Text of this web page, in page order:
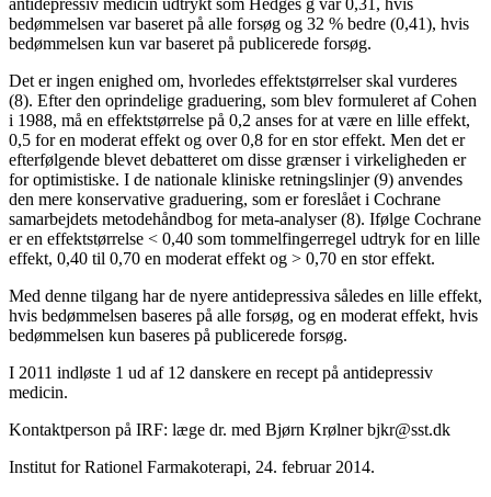
antidepressiv medicin udtrykt som Hedges g var 0,31, hvis
bedømmelsen var baseret på alle forsøg og 32 % bedre (0,41), hvis
bedømmelsen kun var baseret på publicerede forsøg.
Det er ingen enighed om, hvorledes effektstørrelser skal vurderes
(8). Efter den oprindelige graduering, som blev formuleret af Cohen
i 1988, må en effektstørrelse på 0,2 anses for at være en lille effekt,
0,5 for en moderat effekt og over 0,8 for en stor effekt. Men det er
efterfølgende blevet debatteret om disse grænser i virkeligheden er
for optimistiske. I de nationale kliniske retningslinjer (9) anvendes
den mere konservative graduering, som er foreslået i Cochrane
samarbejdets metodehåndbog for meta-analyser (8). Ifølge Cochrane
er en effektstørrelse < 0,40 som tommelfingerregel udtryk for en lille
effekt, 0,40 til 0,70 en moderat effekt og > 0,70 en stor effekt.
Med denne tilgang har de nyere antidepressiva således en lille effekt,
hvis bedømmelsen baseres på alle forsøg, og en moderat effekt, hvis
bedømmelsen kun baseres på publicerede forsøg.
I 2011 indløste 1 ud af 12 danskere en recept på antidepressiv
medicin.
Kontaktperson på IRF: læge dr. med Bjørn Krølner bjkr@sst.dk
Institut for Rationel Farmakoterapi, 24. februar 2014.